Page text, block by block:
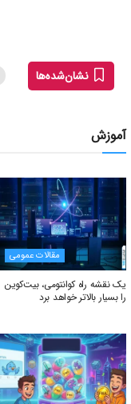
نشان‌شده‌ها
آموزش
مقالات عمومی
یک نقشه راه کوانتومی، بیت‌کوین
را بسیار بالاتر خواهد برد